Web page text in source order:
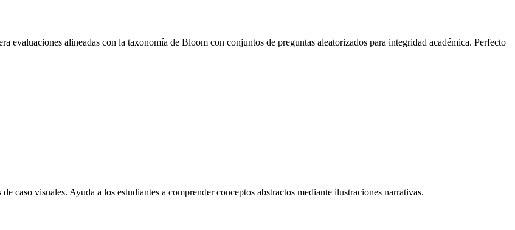
evaluaciones alineadas con la taxonomía de Bloom con conjuntos de preguntas aleatorizados para integridad académica. Perfecto
caso visuales. Ayuda a los estudiantes a comprender conceptos abstractos mediante ilustraciones narrativas.